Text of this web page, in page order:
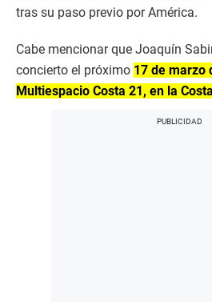
tras su paso previo por América.
Cabe mencionar que Joaquín
concierto el próximo 17 de marzo
Multiespacio Costa 21, en la